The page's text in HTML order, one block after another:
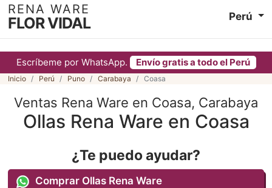
Escríbeme por WhatsApp. Envío gratis a todo el Perú
RENA WARE
FLOR VIDAL Perú
Inicio Perú Puno Carabaya Coasa
Ventas Rena Ware en Coasa, Carabaya
Ollas Rena Ware en Coasa
¿Te puedo ayudar?
Comprar Ollas Rena Ware